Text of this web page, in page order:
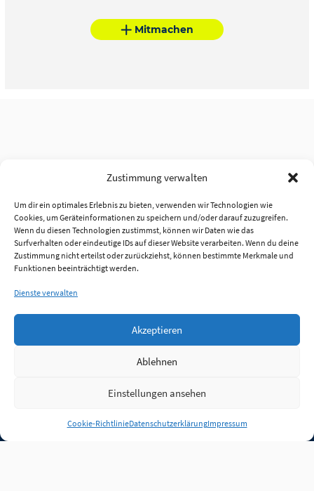
Zustimmung verwalten
Um dir ein optimales Erlebnis zu bieten, verwenden wir Technologien wie
Cookies, um Geräteinformationen zu speichern und/oder darauf zuzugreifen.
Wenn du diesen Technologien zustimmst, können wir Daten wie das
Surfverhalten oder eindeutige IDs auf dieser Website verarbeiten. Wenn du deine
Zustimmung nicht erteilst oder zurückziehst, können bestimmte Merkmale und
Funktionen beeinträchtigt werden.
Dienste verwalten
Akzeptieren
Ablehnen
Einstellungen ansehen
Cookie-RichtlinieDatenschutzerklärungImpressum
Mitmachen
Anmelden
Jobs Partner FAQ Quellen